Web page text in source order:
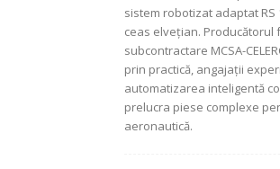
sistem robotizat adaptat
ceas elvețian. Producătorul
subcontractare MCSA-
prin practică, angajații
automatizarea inteligentă
prelucra piese complexe
aeronautică.